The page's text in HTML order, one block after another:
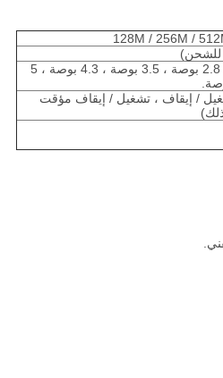
128M / 256M /
1.8 بوصة ، 2.4 بوصة ، 2.8 بوصة ، 3.5 بوصة ، 4.3 بوصة ، 5
من 0 إلى 10 (تشغيل / إيقاف ، تشغيل / إيقاف مؤقت